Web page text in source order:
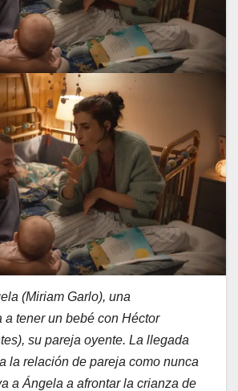
(Miriam Garlo), una
a tener un bebé con Héctor
su pareja oyente. La llegada
la relación de pareja como nunca
a Ángela a afrontar la crianza de